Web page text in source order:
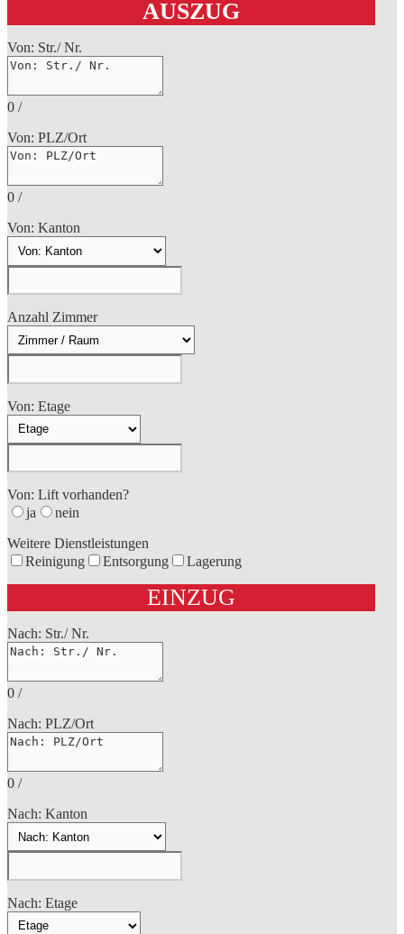
AUSZUG
Von: Str./ Nr.
0 /
Von: PLZ/Ort
0 /
Von: Kanton
Anzahl Zimmer
Von: Etage
Von: Lift vorhanden?
ja
nein
Weitere Dienstleistungen
Reinigung
Entsorgung Lagerung
EINZUG
Nach: Str./ Nr.
0 /
Nach: PLZ/Ort
0 /
Nach: Kanton
Nach: Etage